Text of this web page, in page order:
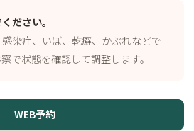
ださい。
染症、いぼ、乾癬、かぶれなどで
で状態を確認して調整します。
WEB予約